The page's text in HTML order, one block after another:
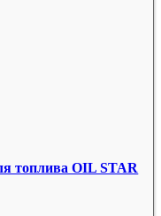
топлива OIL STAR